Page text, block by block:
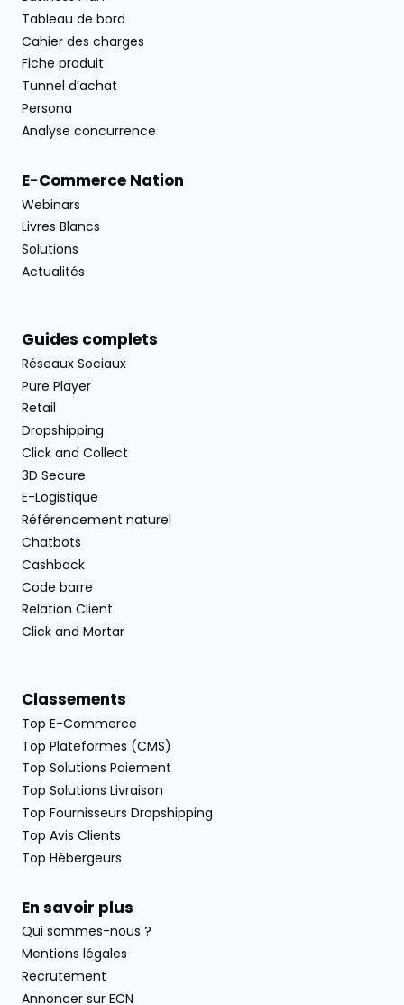
Tableau de bord
Cahier des charges
Fiche produit
Tunnel d’achat
Persona
Analyse concurrence
E-Commerce Nation
Webinars
Livres Blancs
Solutions
Actualités
Guides complets
Réseaux Sociaux
Pure Player
Retail
Dropshipping
Click and Collect
3D Secure
E-Logistique
Référencement naturel
Chatbots
Cashback
Code barre
Relation Client
Click and Mortar
Classements
Top E-Commerce
Top Plateformes (CMS)
Top Solutions Paiement
Top Solutions Livraison
Top Fournisseurs Dropshipping
Top Avis Clients
Top Hébergeurs
En savoir plus
Qui sommes-nous ?
Mentions légales
Recrutement
Annoncer sur ECN